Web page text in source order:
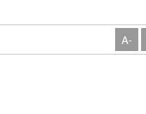
A-